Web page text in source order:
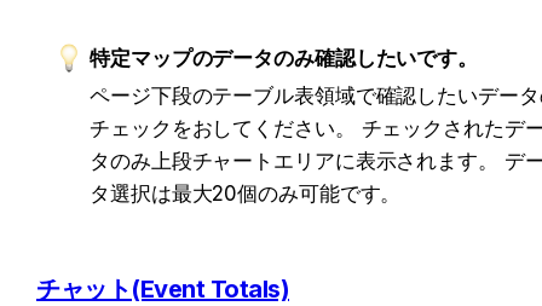
特定マップのデータのみ確認したいです。
ページ下段のテーブル表領域で確認したいデー
チェックをおしてください。 チェックされたデ
タのみ上段チャートエリアに表示されます。 デ
タ選択は最大20個のみ可能です。
チャット(Event Totals)